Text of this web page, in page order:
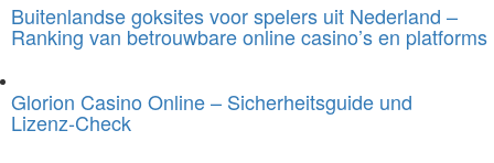
Buitenlandse goksites voor spelers uit Nederland –
Ranking van betrouwbare online casino’s en platforms
Glorion Casino Online – Sicherheitsguide und
Lizenz‑Check